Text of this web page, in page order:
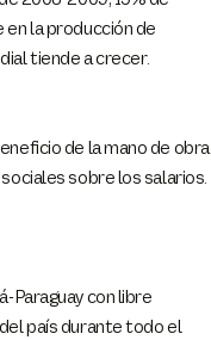
en la producción de
tiende a crecer.
de la mano de obra
sobre los salarios.
Paraguay con libre
país durante todo el